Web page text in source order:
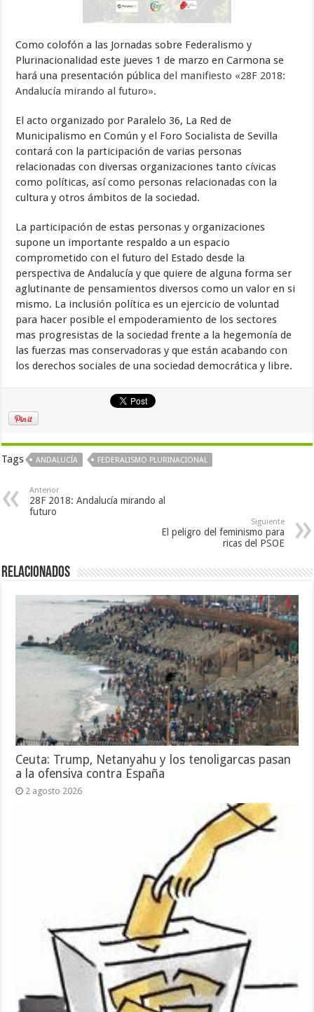
Como colofón a las Jornadas sobre Federalismo y
Plurinacionalidad este jueves 1 de marzo en Carmona se
hará una presentación públicadel manifiesto «28F 2018:
Andalucía mirando al futuro».
El acto organizado por Paralelo 36, La Red de
Municipalismo en Común y el Foro Socialista de Sevilla
contará con la participación de varias personas
relacionadas con diversas organizaciones tanto cívicas
como políticas, así como personas relacionadas con la
cultura y otros ámbitos de la sociedad.
La participación de estas personas y organizaciones
supone un importante respaldo a un espacio
comprometido con el futuro del Estado desde la
perspectiva de Andalucía y que quiere de alguna forma ser
aglutinante de pensamientos diversos como un valor en si
mismo. La inclusión política es un ejercicio de voluntad
para hacer posible el empoderamiento de los sectores
mas progresistas de la sociedad frente a la hegemonía de
las fuerzas mas conservadoras y que están acabando con
los derechos sociales de una sociedad democrática y libre.
Tags ANDALUCÍA FEDERALISMO PLURINACIONAL
Anterior
28F 2018: Andalucía mirando al
futuro
Siguiente
El peligro del feminismo para
ricas del PSOE
Relacionados
Ceuta: Trump, Netanyahu y los tenoligarcas pasan
a la ofensiva contra España
2 agosto 2026